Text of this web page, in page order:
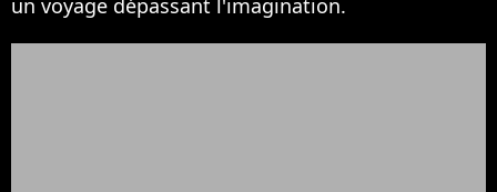
un voyage dépassant l'imagination.